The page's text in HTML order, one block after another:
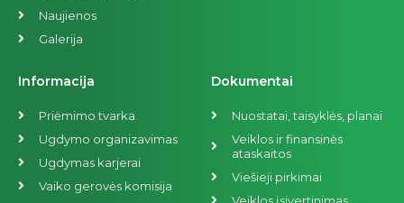
Naujienos
Galerija
Informacija
Priėmimo tvarka
Ugdymo organizavimas
Ugdymas karjerai
Vaiko gerovės komisija
Dokumentai
Nuostatai, taisyklės, planai
Veiklos ir finansinės
ataskaitos
Viešieji pirkimai